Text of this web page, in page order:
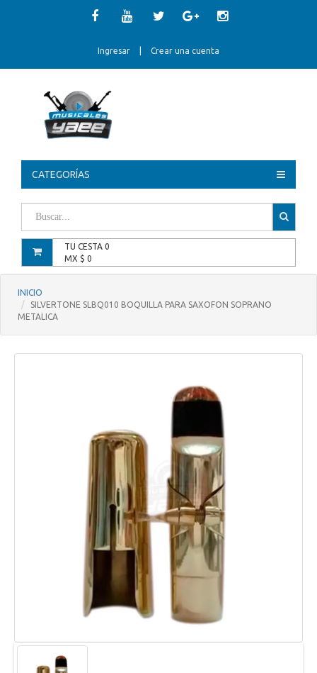
Ingresar Crear una cuenta
CATEGORÍAS
TU CESTA 0
MX $ 0
INICIO
SILVERTONE SLBQ010 BOQUILLA PARA SAXOFON SOPRANO
METALICA